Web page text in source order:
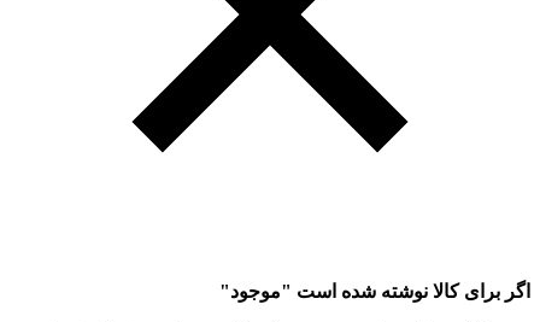
اگر برای کالا نوشته شده است "موجود"